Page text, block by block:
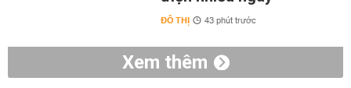
ĐÔ THỊ 43 phút trước
Xem thêm